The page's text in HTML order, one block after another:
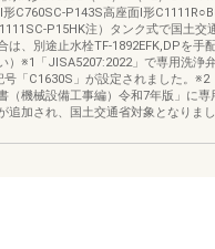
C760SC-P143S高座面Ⅰ形
P15HK注）タンク式で国土交
は、別途止水栓TF-1892EFK,DPを手
）※1「JISA5207:2022」で専用洗浄
「C1630S」が設定されました。※2
（機械設備工事編）令和7年版」に専
追加され、国土交通省対象となりま